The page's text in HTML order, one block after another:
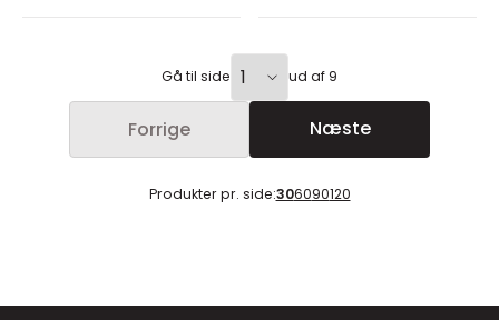
Gå til side ud af 9
Forrige Næste
Produkter pr. side:306090120